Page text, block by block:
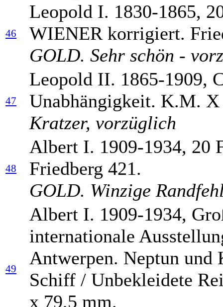
46
Leopold I. 1830-1865,
WIENER korrigiert.
GOLD. Sehr schön -
47
Leopold II. 1865-1909,
Unabhängigkeit. K.M.
Kratzer, vorzüglich
48
Albert I. 1909-1934, 20
Friedberg 421.
GOLD. Winzige
49
Albert I. 1909-1934,
internationale
Antwerpen. Neptun und
Schiff / Unbekleidete
x 79,5 mm.